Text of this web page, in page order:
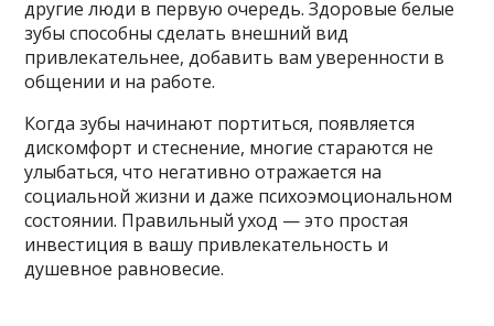
другие люди в первую очередь. Здоровые белые
зубы способны сделать внешний вид
привлекательнее, добавить вам уверенности в
общении и на работе.
Когда зубы начинают портиться, появляется
дискомфорт и стеснение, многие стараются не
улыбаться, что негативно отражается на
социальной жизни и даже психоэмоциональном
состоянии. Правильный уход — это простая
инвестиция в вашу привлекательность и
душевное равновесие.